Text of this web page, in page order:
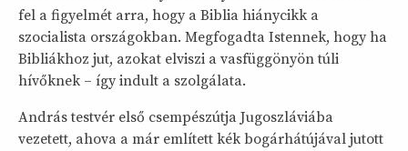
fel a figyelmét arra, hogy a Biblia hiánycikk a
szocialista országokban. Megfogadta Istennek, hogy ha
Bibliákhoz jut, azokat elviszi a vasfüggönyön túli
hívőknek – így indult a szolgálata.
András testvér első csempészútja Jugoszláviába
vezetett, ahova a már említett kék bogárhátújával jutott